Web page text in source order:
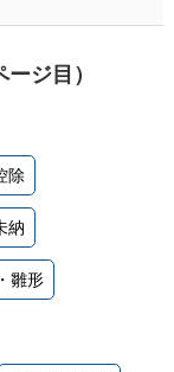
ジ目）
除
納
雛形